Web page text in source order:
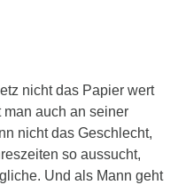
nicht das Papier wert
man auch an seiner
nicht das Geschlecht,
so aussucht,
Und als Mann geht